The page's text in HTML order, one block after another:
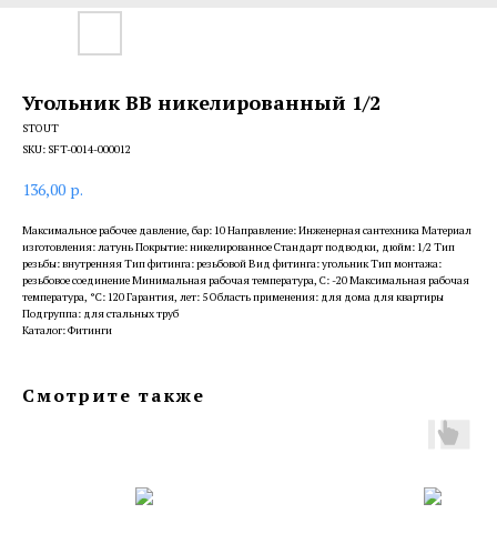
Угольник ВВ никелированный 1/2
STOUT
SKU: SFT-0014-000012
136,00 р.
Максимальное рабочее давление, бар: 10 Направление: Инженерная сантехника Материал
изготовления: латунь Покрытие: никелированное Стандарт подводки, дюйм: 1/2 Тип
резьбы: внутренняя Тип фитинга: резьбовой Вид фитинга: угольник Тип монтажа:
резьбовое соединение Минимальная рабочая температура, С: -20 Максимальная рабочая
температура, °С: 120 Гарантия, лет: 5 Область применения: для дома для квартиры
Подгруппа: для стальных труб
Каталог: Фитинги
Смотрите также